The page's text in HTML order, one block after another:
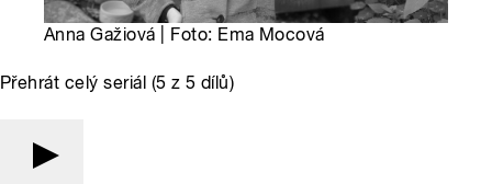
Anna Gažiová | Foto: Ema Mocová
Přehrát celý seriál (5 z 5 dílů)